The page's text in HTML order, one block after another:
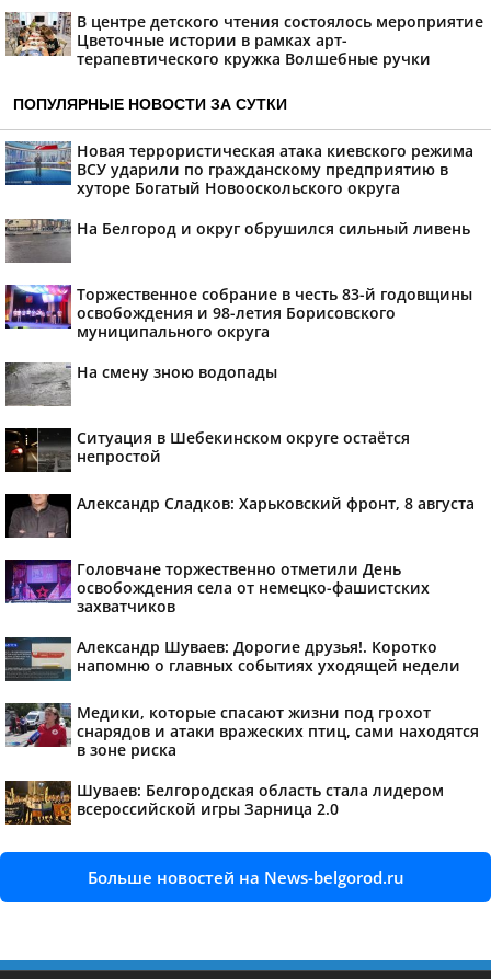
В центре детского чтения состоялось мероприятие
Цветочные истории в рамках арт-
терапевтического кружка Волшебные ручки
ПОПУЛЯРНЫЕ НОВОСТИ ЗА СУТКИ
Новая террористическая атака киевского режима
ВСУ ударили по гражданскому предприятию в
хуторе Богатый Новооскольского округа
На Белгород и округ обрушился сильный ливень
Торжественное собрание в честь 83-й годовщины
освобождения и 98-летия Борисовского
муниципального округа
На смену зною водопады
Ситуация в Шебекинском округе остаётся
непростой
Александр Сладков: Харьковский фронт, 8 августа
Головчане торжественно отметили День
освобождения села от немецко-фашистских
захватчиков
Александр Шуваев: Дорогие друзья!. Коротко
напомню о главных событиях уходящей недели
Медики, которые спасают жизни под грохот
снарядов и атаки вражеских птиц, сами находятся
в зоне риска
Шуваев: Белгородская область стала лидером
всероссийской игры Зарница 2.0
Больше новостей на News-belgorod.ru